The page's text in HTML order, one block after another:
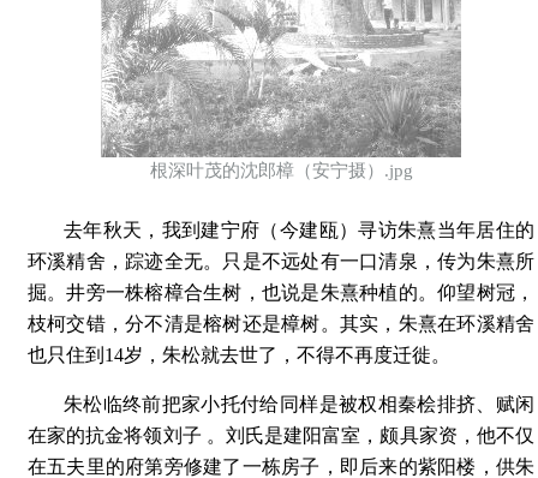
根深叶茂的沈郎樟（安宁摄）.jpg
去年秋天，我到建宁府（今建瓯）寻访朱熹当年居住的
环溪精舍，踪迹全无。只是不远处有一口清泉，传为朱熹所
掘。井旁一株榕樟合生树，也说是朱熹种植的。仰望树冠，
枝柯交错，分不清是榕树还是樟树。其实，朱熹在环溪精舍
也只住到14岁，朱松就去世了，不得不再度迁徙。
朱松临终前把家小托付给同样是被权相秦桧排挤、赋闲
在家的抗金将领刘子 。刘氏是建阳富室，颇具家资，他不仅
在五夫里的府第旁修建了一栋房子，即后来的紫阳楼，供朱